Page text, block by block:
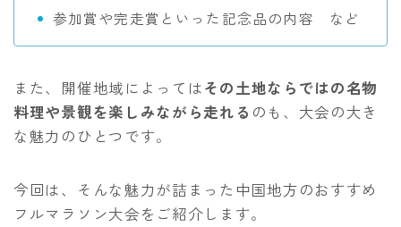
参加賞や完走賞といった記念品の内容 など
また、開催地域によってはその土地ならではの名物
料理や景観を楽しみながら走れる のも、大会の大き
な魅力のひとつです。
今回は、そんな魅力が詰まった中国地方のおすすめ
フルマラソン大会をご紹介します。